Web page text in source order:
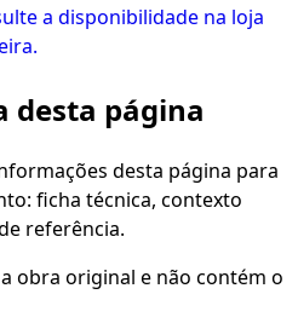
a disponibilidade na loja
desta página
desta página para
ficha técnica, contexto
referência.
obra original e não contém o